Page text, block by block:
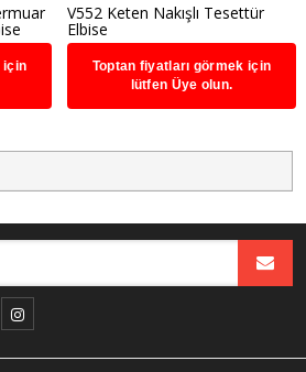
için
V552 Keten Nakışlı Tesettür
Elbise
Toptan fiyatları görmek için
lütfen Üye olun.